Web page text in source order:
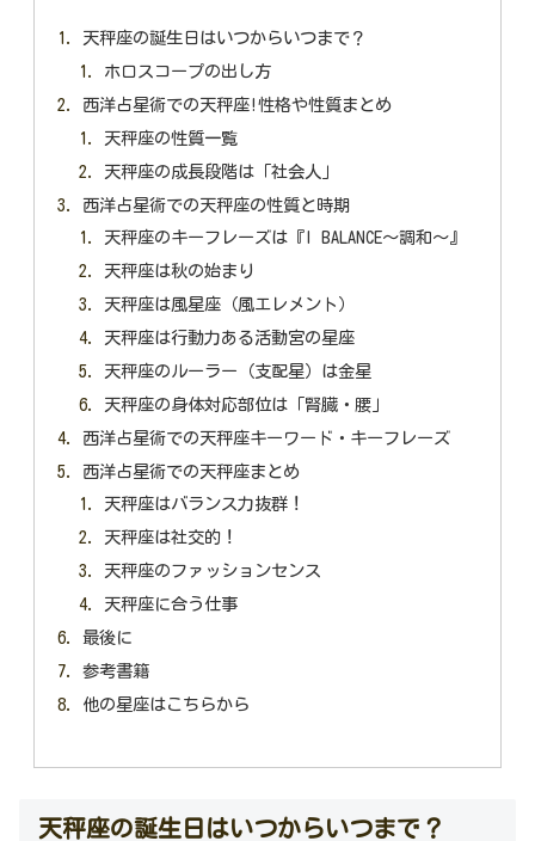
天秤座の誕生日はいつからいつまで？
ホロスコープの出し方
西洋占星術での天秤座!性格や性質まとめ
天秤座の性質一覧
天秤座の成長段階は「社会人」
西洋占星術での天秤座の性質と時期
天秤座のキーフレーズは『I BALANCE〜調和〜』
天秤座は秋の始まり
天秤座は風星座（風エレメント）
天秤座は行動力ある活動宮の星座
天秤座のルーラー（支配星）は金星
天秤座の身体対応部位は「腎臓・腰」
西洋占星術での天秤座キーワード・キーフレーズ
西洋占星術での天秤座まとめ
天秤座はバランス力抜群！
天秤座は社交的！
天秤座のファッションセンス
天秤座に合う仕事
最後に
参考書籍
他の星座はこちらから
天秤座の誕生日はいつからいつまで？